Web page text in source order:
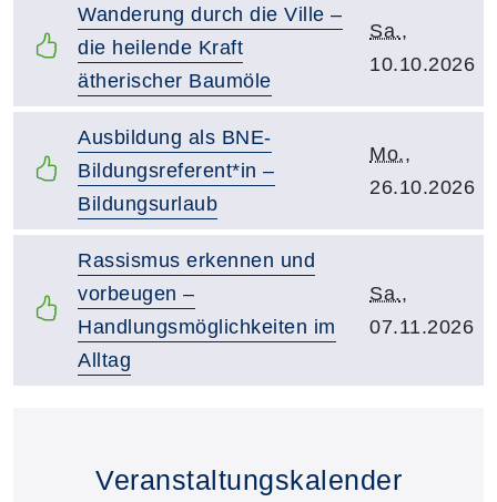
Kurstitel:
Wanderung durch die Ville –
die heilende Kraft
ätherischer Baumöle
Kursbeginn:
Sa.,
10.10.2026
Kurstitel:
Ausbildung als BNE-
Bildungsreferent*in –
Bildungsurlaub
Kursbeginn:
Mo.,
26.10.2026
Kurstitel:
Rassismus erkennen und
vorbeugen –
Handlungsmöglichkeiten im
Alltag
Kursbeginn:
Sa.,
07.11.2026
Veranstaltungskalender